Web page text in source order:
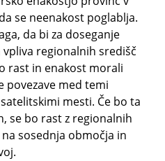
se neenakost poglablja.
da bi za doseganje
regionalnih središč
rast in enakost morali
povezave med temi
mesti. Če bo ta
se bo rast z regionalnih
sosednja območja in